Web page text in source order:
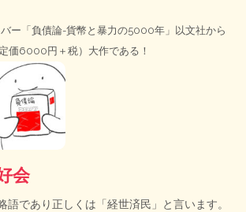
ー「負債論-貨幣と暴力の5000年」以文社から
価6000円＋税）大作である！
会
語であり正しくは「経世済民」と言います。